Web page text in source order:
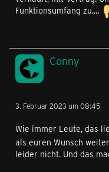
Funktionsumfang zu....
Conny
3. Februar 2023 um 08:45
Wie immer Leute, das
als euren Wunsch
leider nicht. Und das